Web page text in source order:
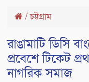
/চট্টগ্রাম
রাঙামাটি ডিসি
প্রবেশে টিকেট
নাগরিক সমাজ